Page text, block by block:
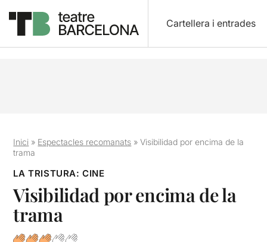
Cartellera i entrades
Inici » Espectacles recomanats »Visibilidad por encima de la
trama
LA TRISTURA: CINE
Visibilidad por encima de la
trama